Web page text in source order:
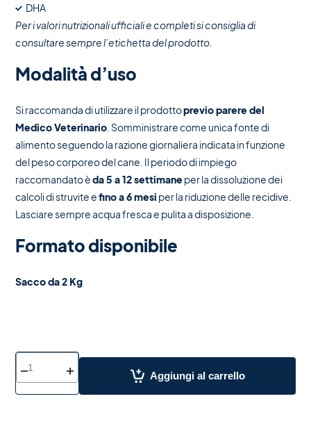
DHA
Per i valori nutrizionali ufficiali e completi si consiglia di
consultare sempre l’etichetta del prodotto.
Modalità d’uso
Si raccomanda di utilizzare il prodottoprevio parere del
Medico Veterinario . Somministrare come unica fonte di
alimento seguendo la razione giornaliera indicata in funzione
del peso corporeo del cane. Il periodo di impiego
raccomandato èda 5 a 12 settimane per la dissoluzione dei
calcoli di struvite efino a 6 mesi per la riduzione delle recidive.
Lasciare sempre acqua fresca e pulita a disposizione.
Formato disponibile
Sacco da 2 Kg
Aggiungi al carrello